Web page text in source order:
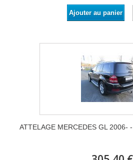
Ajouter au panier
ATTELAGE MERCEDES GL 2006-